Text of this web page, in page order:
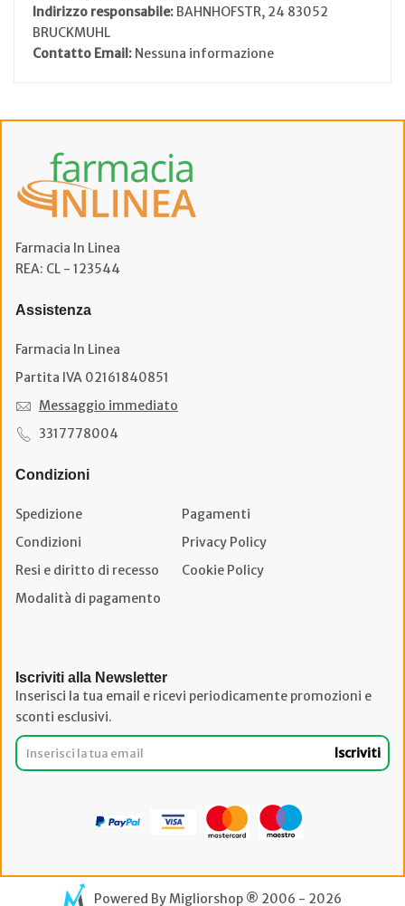
Indirizzo responsabile: BAHNHOFSTR, 24 83052
BRUCKMUHL
Contatto Email: Nessuna informazione
Farmacia In Linea
REA: CL - 123544
Assistenza
Farmacia In Linea
Partita IVA 02161840851
Messaggio immediato
3317778004
Condizioni
Spedizione
Pagamenti
Condizioni
Privacy Policy
Resi e diritto di recesso
Cookie Policy
Modalità di pagamento
Iscriviti alla Newsletter
Inserisci la tua email e ricevi periodicamente promozioni e
sconti esclusivi.
Iscriviti
Powered ByMigliorshop® 2006 - 2026